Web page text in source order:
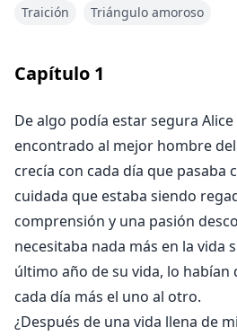
Él despierta sin recordar nada
¿Podrá Alice sortear todos los
¿Francesco recuperará la
mujer y a su hija?
Traición
Triángulo amoroso
Capítulo 1
De algo podía estar segura
encontrado al mejor hombre
crecía con cada día que pasaba
cuidada que estaba siendo
comprensión y una pasión
necesitaba nada más en la vida
último año de su vida, lo habían
cada día más el uno al otro.
¿Después de una vida llena de